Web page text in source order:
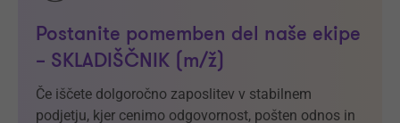
Postanite pomemben del naše ekipe
– SKLADIŠČNIK (m/ž)
Če iščete dolgoročno zaposlitev v stabilnem
podjetju, kjer cenimo odgovornost, pošten odnos in